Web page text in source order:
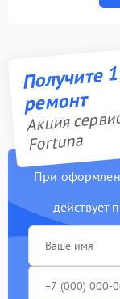
Получите
ремонт
Акция
Fortuna
При
действует